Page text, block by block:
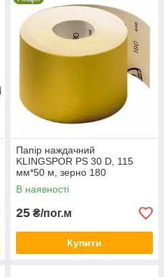
Папір наждачний
KLINGSPOR PS 30 D, 115
мм*50 м, зерно 180
В наявності
25 ₴/пог.м
Купити